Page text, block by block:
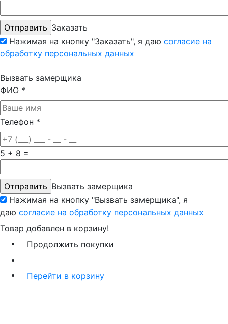
Заказать
Нажимая на кнопку "Заказать", я даю согласие на
обработку персональных данных
Вызвать замерщика
ФИО *
Телефон *
5 + 8 =
Вызвать замерщика
Нажимая на кнопку "Вызвать замерщика", я
даю согласие на обработку персональных данных
Товар добавлен в корзину!
Продолжить покупки
Перейти в корзину